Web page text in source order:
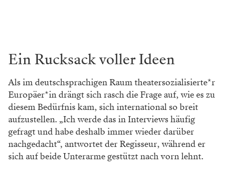
Ein Rucksack voller Ideen
Als im deutschsprachigen Raum theatersozialisierte*r
Europäer*in drängt sich rasch die Frage auf, wie es zu
diesem Bedürfnis kam, sich international so breit
aufzustellen. „Ich werde das in Interviews häufig
gefragt und habe deshalb immer wieder darüber
nachgedacht“, antwortet der Regisseur, während er
sich auf beide Unterarme gestützt nach vorn lehnt.